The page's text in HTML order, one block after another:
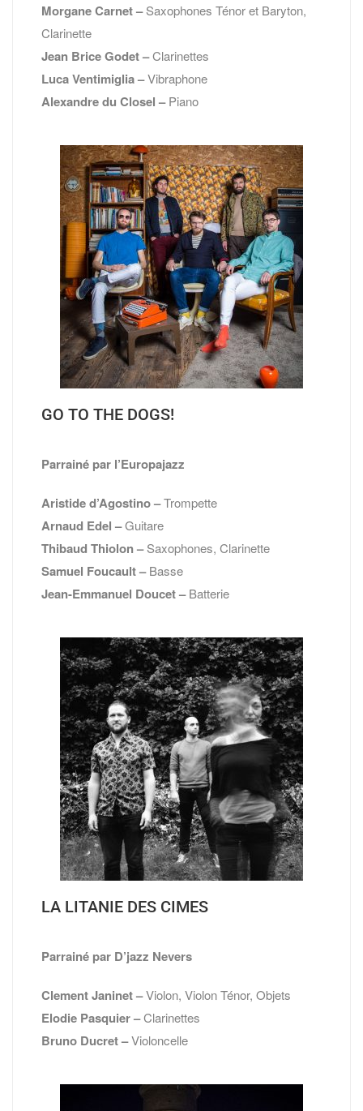
Morgane Carnet –Saxophones Ténor et Baryton,
Clarinette
Jean Brice Godet –Clarinettes
Luca Ventimiglia –Vibraphone
Alexandre du Closel –Piano
GO TO THE DOGS!
Parrainé par l’Europajazz
Aristide d’Agostino –Trompette
Arnaud Edel –Guitare
Thibaud Thiolon –Saxophones, Clarinette
Samuel Foucault –Basse
Jean-Emmanuel Doucet –Batterie
LA LITANIE DES CIMES
Parrainé par D’jazz Nevers
Clement Janinet –Violon, Violon Ténor, Objets
Elodie Pasquier –Clarinettes
Bruno Ducret –Violoncelle